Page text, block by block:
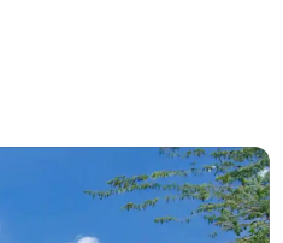
diekspor ke puluhan
Jerman, Amerika Serikat,
Kanada, Chili, dll.